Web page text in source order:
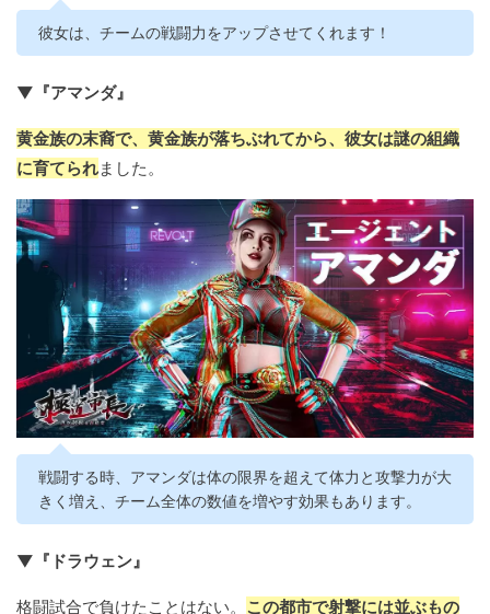
彼女は、チームの戦闘力をアップさせてくれます！
▼『アマンダ』
黄金族の末裔で、黄金族が落ちぶれてから、彼女は謎の組織
に育てられました。
戦闘する時、アマンダは体の限界を超えて体力と攻撃力が大
きく増え、チーム全体の数値を増やす効果もあります。
▼『ドラウェン』
格闘試合で負けたことはない。 この都市で射撃には並ぶもの